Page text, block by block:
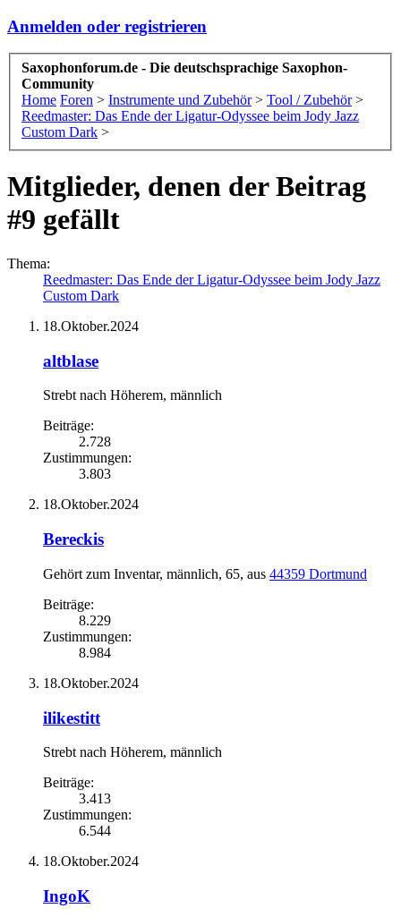
Anmelden oder registrieren
Saxophonforum.de - Die deutschsprachige Saxophon-
Community
Home Foren > Instrumente und Zubehör > Tool / Zubehör >
Reedmaster: Das Ende der Ligatur-Odyssee beim Jody Jazz
Custom Dark >
Mitglieder, denen der Beitrag
#9 gefällt
Thema:
Reedmaster: Das Ende der Ligatur-Odyssee beim Jody Jazz
Custom Dark
18.Oktober.2024
altblase
Strebt nach Höherem, männlich
Beiträge:
2.728
Zustimmungen:
3.803
18.Oktober.2024
Bereckis
Gehört zum Inventar, männlich, 65, aus 44359 Dortmund
Beiträge:
8.229
Zustimmungen:
8.984
18.Oktober.2024
ilikestitt
Strebt nach Höherem, männlich
Beiträge:
3.413
Zustimmungen:
6.544
18.Oktober.2024
IngoK